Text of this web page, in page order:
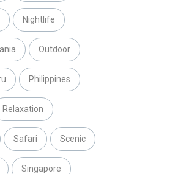
Nightlife
Outdoor
Philippines
Relaxation
Safari Scenic
Singapore